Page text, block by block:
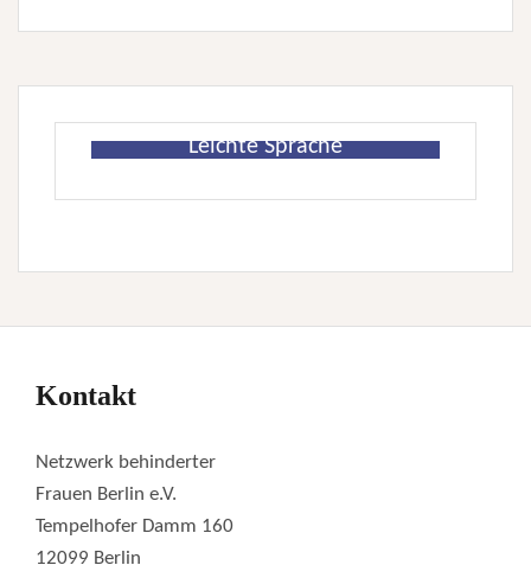
Leichte Sprache
Kontakt
Netzwerk behinderter
Frauen Berlin e.V.
Tempelhofer Damm 160
12099 Berlin